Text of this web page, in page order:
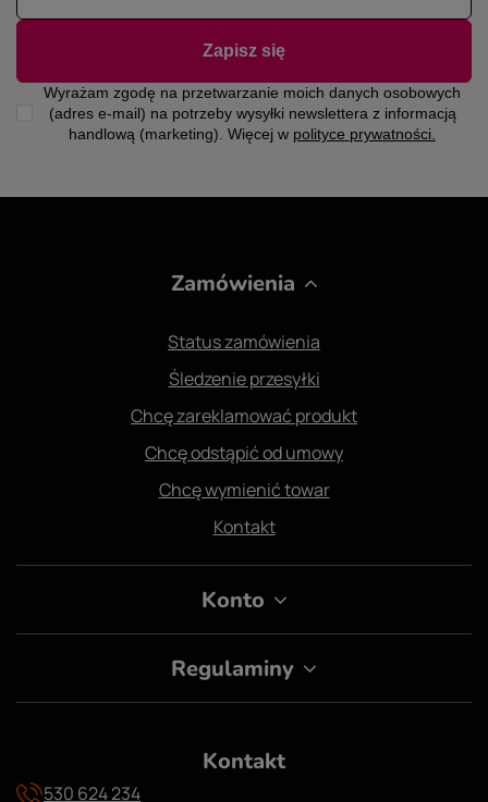
Wyrażam zgodę na przetwarzanie moich danych osobowych
(adres e-mail) na potrzeby wysyłki newslettera z informacją
handlową (marketing). Więcej w polityce prywatności.
Zapisz się
Zamówienia
Status zamówienia
Śledzenie przesyłki
Chcę zareklamować produkt
Chcę odstąpić od umowy
Chcę wymienić towar
Kontakt
Konto
Regulaminy
Kontakt
530 624 234